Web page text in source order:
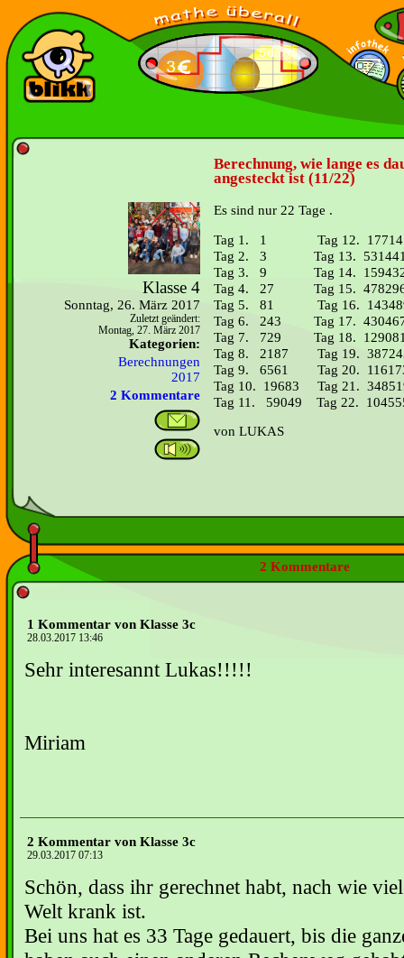
Berechnung, wie lange es
angesteckt ist (11/22)
Klasse 4
Sonntag, 26. März 2017
Zuletzt geändert:
Montag, 27. März 2017
Kategorien:
Berechnungen
2017
2 Kommentare
Es sind nur 22 Tage .
Tag 1. 1 Tag 12.
Tag 2. 3 Tag 13.
Tag 3. 9 Tag 14.
Tag 4. 27 Tag 15.
Tag 5. 81 Tag 16.
Tag 6. 243 Tag 17.
Tag 7. 729 Tag 18.
Tag 8. 2187 Tag 19.
Tag 9. 6561 Tag 20.
Tag 10. 19683 Tag 21.
Tag 11. 59049 Tag 22.
von LUKAS
2 Kommentare
1 Kommentar von Klasse 3c
28.03.2017 13:46
Sehr interesannt Lukas!!!!!
Miriam
2 Kommentar von Klasse 3c
29.03.2017 07:13
Schön, dass ihr gerechnet habt, nach wie
Welt krank ist.
Bei uns hat es 33 Tage gedauert, bis die